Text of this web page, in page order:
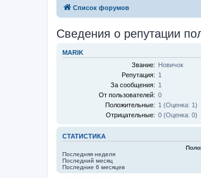
Список форумов
Сведения о репутации
MARIK
Звание: Новичок
Репутация: 1
За сообщения: 1
От пользователей: 0
Положительные: 1 (Оценка: 1)
Отрицательные: 0 (Оценка: 0)
СТАТИСТИКА
Последняя неделя
Последний месяц
Последние 6 месяцев